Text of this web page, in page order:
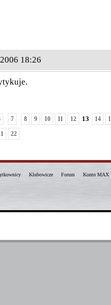
18:26
7 8 9 10 11 12 13 14
22
Klubowicze Forum
Konto MAX